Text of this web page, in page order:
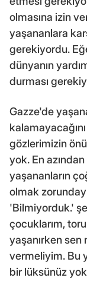
olmasına izin
yaşananlara
gerekiyordu.
dünyanın
durması
Gazze'de
gözlerimizin
yok. En
yaşananların
olmak
'Bilmiyorduk.'
çocuklarım,
yaşanırken
vermeliyim. Bu
bir lüksünüz